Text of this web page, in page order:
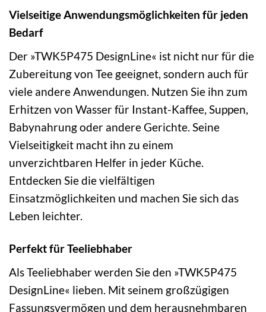
Vielseitige Anwendungsmöglichkeiten für jeden
Bedarf
Der »TWK5P475 DesignLine« ist nicht nur für die
Zubereitung von Tee geeignet, sondern auch für
viele andere Anwendungen. Nutzen Sie ihn zum
Erhitzen von Wasser für Instant-Kaffee, Suppen,
Babynahrung oder andere Gerichte. Seine
Vielseitigkeit macht ihn zu einem
unverzichtbaren Helfer in jeder Küche.
Entdecken Sie die vielfältigen
Einsatzmöglichkeiten und machen Sie sich das
Leben leichter.
Perfekt für Teeliebhaber
Als Teeliebhaber werden Sie den »TWK5P475
DesignLine« lieben. Mit seinem großzügigen
Fassungsvermögen und dem herausnehmbaren